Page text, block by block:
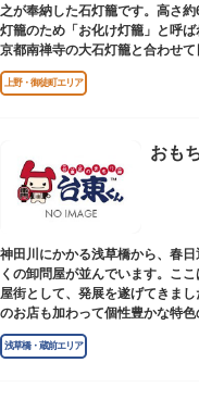
之が奉納した石灯籠です。高さ
灯籠のため「お化け灯籠」と呼
京都南禅寺の大石灯籠と合わせ
す。
上野・御徒町エリア
おも
神田川にかかる浅草橋から、春
くの卸問屋が並んでいます。こ
屋街として、発展を遂げてきま
のお店も加わって個性豊かな特色
浅草橋・蔵前エリア